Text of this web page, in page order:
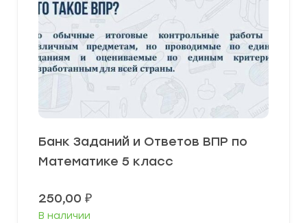
Банк Заданий и Ответов ВПР по
Математике 5 класс
250,00 ₽
В наличии